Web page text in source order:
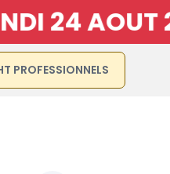
AOUT
PROFESSIONNELS